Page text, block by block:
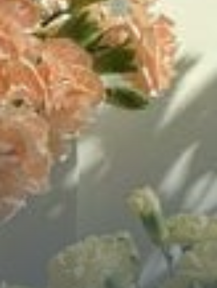
Chữa Lành
Sủng
Trả Thù
Gia Đình
Hài Hước
Trọng Sinh
Hào Môn Thế Gia
Ngược
Tiểu Thuyết
Đoản Văn